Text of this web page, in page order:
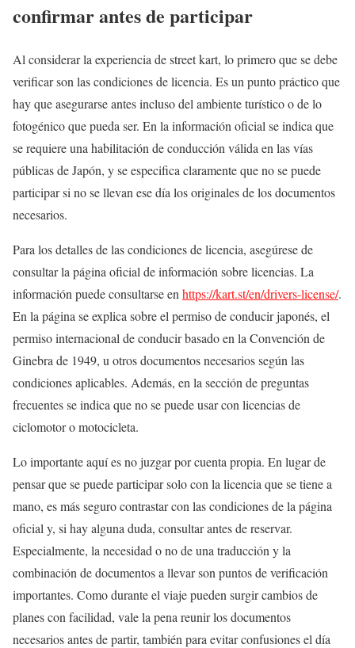
confirmar antes de participar
Al considerar la experiencia de street kart, lo primero que se debe
verificar son las condiciones de licencia. Es un punto práctico que
hay que asegurarse antes incluso del ambiente turístico o de lo
fotogénico que pueda ser. En la información oficial se indica que
se requiere una habilitación de conducción válida en las vías
públicas de Japón, y se especifica claramente que no se puede
participar si no se llevan ese día los originales de los documentos
necesarios.
Para los detalles de las condiciones de licencia, asegúrese de
consultar la página oficial de información sobre licencias. La
información puede consultarse en https://kart.st/en/drivers-license/.
En la página se explica sobre el permiso de conducir japonés, el
permiso internacional de conducir basado en la Convención de
Ginebra de 1949, u otros documentos necesarios según las
condiciones aplicables. Además, en la sección de preguntas
frecuentes se indica que no se puede usar con licencias de
ciclomotor o motocicleta.
Lo importante aquí es no juzgar por cuenta propia. En lugar de
pensar que se puede participar solo con la licencia que se tiene a
mano, es más seguro contrastar con las condiciones de la página
oficial y, si hay alguna duda, consultar antes de reservar.
Especialmente, la necesidad o no de una traducción y la
combinación de documentos a llevar son puntos de verificación
importantes. Como durante el viaje pueden surgir cambios de
planes con facilidad, vale la pena reunir los documentos
necesarios antes de partir, también para evitar confusiones el día